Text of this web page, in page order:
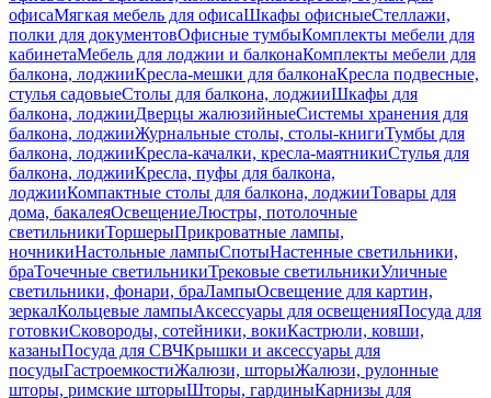
офисаМягкая мебель для офисаШкафы офисныеСтеллажи,
полки для документовОфисные тумбыКомплекты мебели для
кабинетаМебель для лоджии и балконаКомплекты мебели для
балкона, лоджииКресла-мешки для балконаКресла подвесные,
стулья садовыеСтолы для балкона, лоджииШкафы для
балкона, лоджииДверцы жалюзийныеСистемы хранения для
балкона, лоджииЖурнальные столы, столы-книгиТумбы для
балкона, лоджииКресла-качалки, кресла-маятникиСтулья для
балкона, лоджииКресла, пуфы для балкона,
лоджииКомпактные столы для балкона, лоджииТовары для
дома, бакалеяОсвещениеЛюстры, потолочные
светильникиТоршерыПрикроватные лампы,
ночникиНастольные лампыСпотыНастенные светильники,
браТочечные светильникиТрековые светильникиУличные
светильники, фонари, браЛампыОсвещение для картин,
зеркалКольцевые лампыАксессуары для освещенияПосуда для
готовкиСковороды, сотейники, вокиКастрюли, ковши,
казаныПосуда для СВЧКрышки и аксессуары для
посудыГастроемкостиЖалюзи, шторыЖалюзи, рулонные
шторы, римские шторыШторы, гардиныКарнизы для